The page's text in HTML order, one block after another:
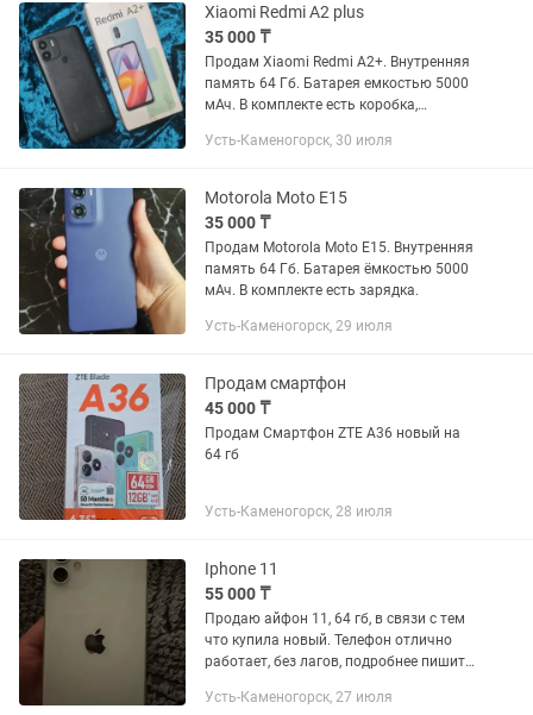
Xiaomi Redmi A2 plus
35 000 ₸
Продам Xiaomi Redmi A2+. Внутренняя
память 64 Гб. Батарея емкостью 5000
мАч. В комплекте есть коробка,
подарок!
Усть-Каменогорск, 30 июля
Motorola Moto E15
35 000 ₸
Продам Motorola Moto E15. Внутренняя
память 64 Гб. Батарея ёмкостью 5000
мАч. В комплекте есть зарядка.
Усть-Каменогорск, 29 июля
Продам смартфон
45 000 ₸
Продам Смартфон ZTE А36 новый на
64 гб
Усть-Каменогорск, 28 июля
Iphone 11
55 000 ₸
Продаю айфон 11, 64 гб, в связи с тем
что купила новый. Телефон отлично
работает, без лагов, подробнее пишите,
камере разбито стекло, но работе не
Усть-Каменогорск, 27 июля